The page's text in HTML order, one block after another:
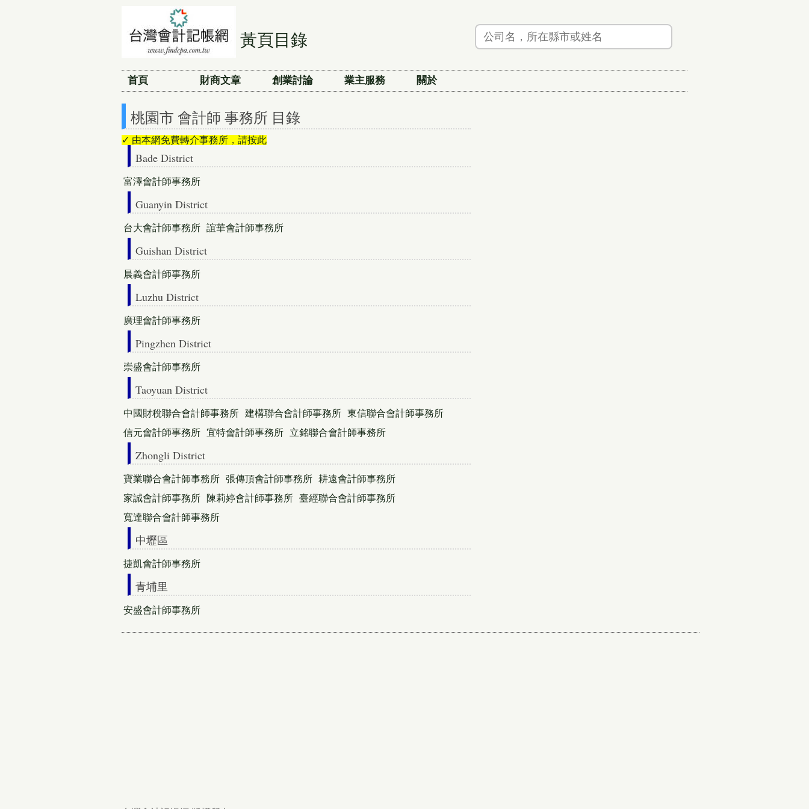
黃頁目錄
首頁 財商文章 創業討論 業主服務 關於
桃園市 會計師 事務所 目錄
✓ 由本網免費轉介事務所，請按此
Bade District
富澤會計師事務所
Guanyin District
台大會計師事務所 誼華會計師事務所
Guishan District
晨義會計師事務所
Luzhu District
廣理會計師事務所
Pingzhen District
崇盛會計師事務所
Taoyuan District
中國財稅聯合會計師事務所 建構聯合會計師事務所 東信聯合會計師事務所
信元會計師事務所 宜特會計師事務所 立銘聯合會計師事務所
Zhongli District
寶業聯合會計師事務所 張傳頂會計師事務所 耕遠會計師事務所
家誠會計師事務所
陳莉婷會計師事務所 臺經聯合會計師事務所
寬達聯合會計師事務所
中壢區
捷凱會計師事務所
青埔里
安盛會計師事務所